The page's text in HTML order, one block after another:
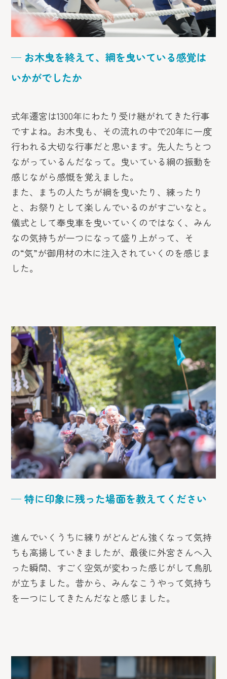
─ お木曳を終えて、綱を曳いている感覚は
いかがでしたか
式年遷宮は1300年にわたり受け継がれてきた行事
ですよね。お木曳も、その流れの中で20年に一度
行われる大切な行事だと思います。先人たちとつ
ながっているんだなって。曳いている綱の振動を
感じながら感慨を覚えました。
また、まちの人たちが綱を曳いたり、練ったり
と、お祭りとして楽しんでいるのがすごいなと。
儀式として奉曳車を曳いていくのではなく、みん
なの気持ちが一つになって盛り上がって、そ
の“気”が御用材の木に注入されていくのを感じま
した。
─ 特に印象に残った場面を教えてください
進んでいくうちに練りがどんどん強くなって気持
ちも高揚していきましたが、最後に外宮さんへ入
った瞬間、すごく空気が変わった感じがして鳥肌
が立ちました。昔から、みんなこうやって気持ち
を一つにしてきたんだなと感じました。